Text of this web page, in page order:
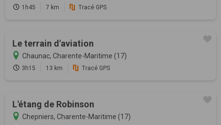
1h45 7 km Tracé GPS
Le terrain d'aviation
Chaunac, Charente-Maritime (17)
3h15 13 km Tracé GPS
L'étang de Robinson
Chepniers, Charente-Maritime (17)